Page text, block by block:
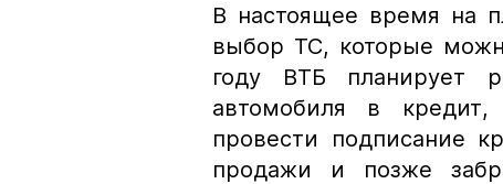
В настоящее время на
выбор ТС, которые
году ВТБ планирует
автомобиля в
провести подписание
продажи и позже